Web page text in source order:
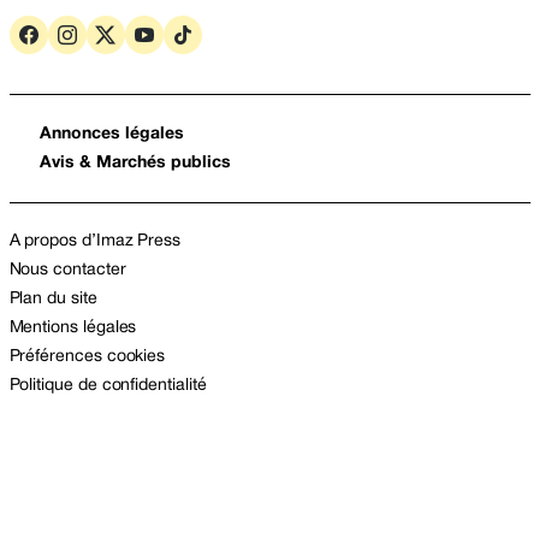
Annonces légales
Avis & Marchés publics
A propos d’Imaz Press
Nous contacter
Plan du site
Mentions légales
Préférences cookies
Politique de confidentialité